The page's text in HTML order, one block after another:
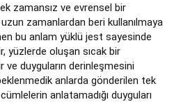
zamansız ve evrensel bir
zamanlardan beri kullanılmaya
bu anlam yüklü jest sayesinde
yüzlerde oluşan sıcak bir
duyguların derinleşmesini
anlarda gönderilen tek
anlatamadığı duyguları